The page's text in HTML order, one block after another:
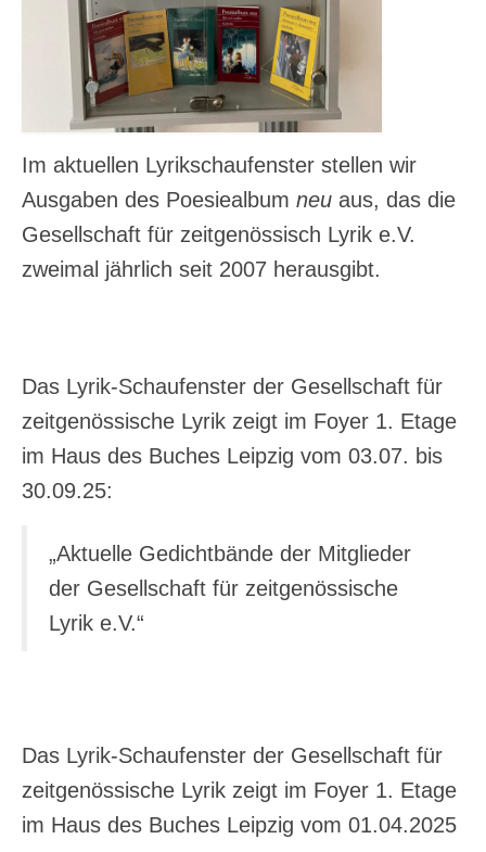
Im aktuellen Lyrikschaufenster stellen wir
Ausgaben des Poesiealbum neu aus, das die
Gesellschaft für zeitgenössisch Lyrik e.V.
zweimal jährlich seit 2007 herausgibt.
Das Lyrik-Schaufenster der Gesellschaft für
zeitgenössische Lyrik zeigt im Foyer 1. Etage
im Haus des Buches Leipzig vom 03.07. bis
30.09.25:
„Aktuelle Gedichtbände der Mitglieder
der Gesellschaft für zeitgenössische
Lyrik e.V.“
Das Lyrik-Schaufenster der Gesellschaft für
zeitgenössische Lyrik zeigt im Foyer 1. Etage
im Haus des Buches Leipzig vom 01.04.2025